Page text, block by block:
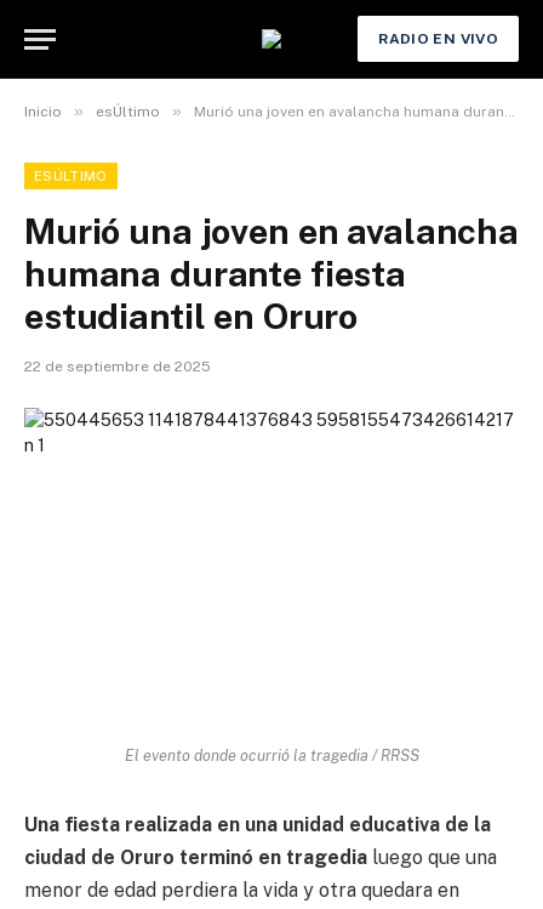
RADIO EN VIVO
Inicio » esÚltimo » Murió una joven en avalancha humana durante fiesta estudiantil en Oruro
ESÚLTIMO
Murió una joven en avalancha
humana durante fiesta
estudiantil en Oruro
22 de septiembre de 2025
El evento donde ocurrió la tragedia / RRSS
Una fiesta realizada en una unidad educativa de la
ciudad de Oruro terminó en tragedia luego que una
menor de edad perdiera la vida y otra quedara en